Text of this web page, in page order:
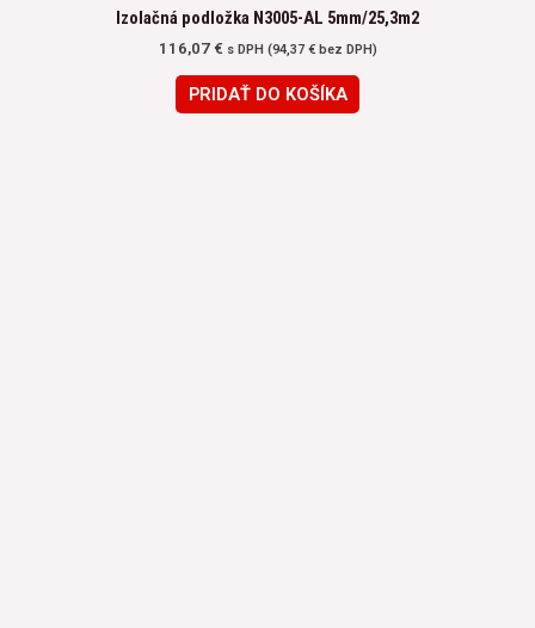
Izolačná podložka N3005-AL 5mm/25,3m2
116,07 € s DPH (94,37 €bez DPH)
PRIDAŤ DO KOŠÍKA